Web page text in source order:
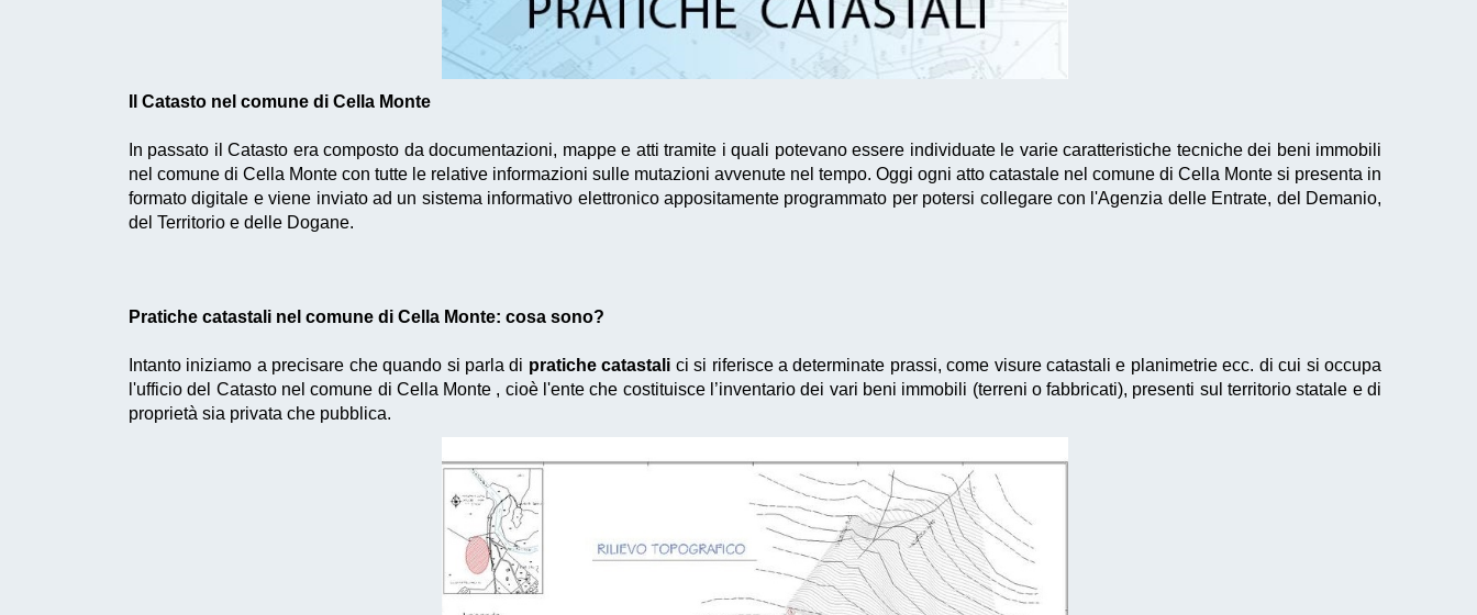
Il Catasto nel comune di Cella Monte
In passato il Catasto era composto da documentazioni, mappe e atti tramite i quali potevano essere individuate le varie caratteristiche tecniche dei beni immobili
nel comune di Cella Monte con tutte le relative informazioni sulle mutazioni avvenute nel tempo. Oggi ogni atto catastale nel comune di Cella Monte si presenta in
formato digitale e viene inviato ad un sistema informativo elettronico appositamente programmato per potersi collegare con l'Agenzia delle Entrate, del Demanio,
del Territorio e delle Dogane.
Pratiche catastali nel comune di Cella Monte: cosa sono?
Intanto iniziamo a precisare che quando si parla di pratiche catastali ci si riferisce a determinate prassi, come visure catastali e planimetrie ecc. di cui si occupa
l'ufficio del Catasto nel comune di Cella Monte , cioè l'ente che costituisce l’inventario dei vari beni immobili (terreni o fabbricati), presenti sul territorio statale e di
proprietà sia privata che pubblica.